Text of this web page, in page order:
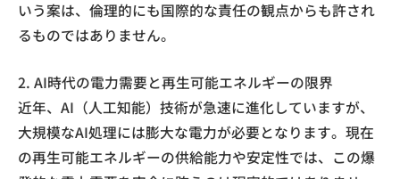
いう案は、倫理的にも国際的な責任の観点からも許され
るものではありません。
2. AI時代の電力需要と再生可能エネルギーの限界
近年、AI（人工知能）技術が急速に進化していますが、
大規模なAI処理には膨大な電力が必要となります。現在
の再生可能エネルギーの供給能力や安定性では、この爆